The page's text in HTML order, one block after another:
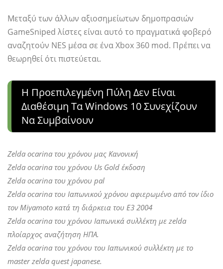
Μεταξύ των άλλων αξιοσημείωτων δημοπρασιών
GameSniped λίστες είναι αυτό το πραγματικά φοβερό
αναζητούν NES μέσα σε ένα Xbox 360 mod. Πρέπει να
θεωρηθεί ότι πιστεύεται.
Η Προεπιλεγμένη Πύλη Δεν Είναι
Διαθέσιμη Τα Windows 10 Συνεχίζουν
Να Συμβαίνουν
Zelda ocarina του χρόνου μας Κανονική
Zelda ocarina του χρόνου Us Gold έκδοση
Zelda ocarina του χρόνου pal
Zelda ocarina του Ιαπωνικού χρόνου αφιερωμένο από τον ίδιο
τον Miyamoto κατά τη διάρκεια του E3 2004
Zelda ocarina του χρόνου Ιαπωνικά συλλέκτη με zelda
πλοίαρχος αναζήτηση ΗΠΑ.
Zelda ocarina του χρόνου του Ιαπωνικού συλλέκτη με το
master zelda quest japanese.